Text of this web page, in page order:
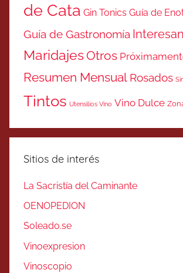
de Cata Gin Tonics Guía de
Guía de Gastronomía
MaridajesOtros
Resumen Mensual Rosados
Tintos Utensilios Vino Vino Dulce
Sitios de interés
La Sacristía del Caminante
OENOPEDION
Soleado.se
Vinoexpresion
Vinoscopio